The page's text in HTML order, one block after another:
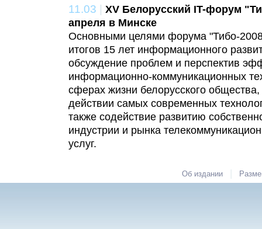
11.03 | XV Белорусский IT-форум
апреля в Минске
Основными целями форума "Тибо-
итогов 15 лет информационного
обсуждение проблем и перспектив
информационно-коммуникационных
сферах жизни белорусского
действии самых современных
также содействие развитию
индустрии и рынка
услуг.
Об издании |